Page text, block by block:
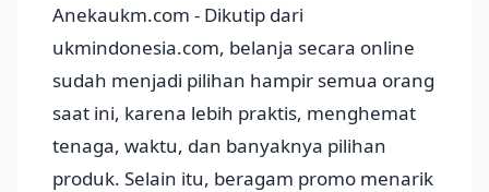
Anekaukm.com - Dikutip dari
ukmindonesia.com, belanja secara online
sudah menjadi pilihan hampir semua orang
saat ini, karena lebih praktis, menghemat
tenaga, waktu, dan banyaknya pilihan
produk. Selain itu, beragam promo menarik